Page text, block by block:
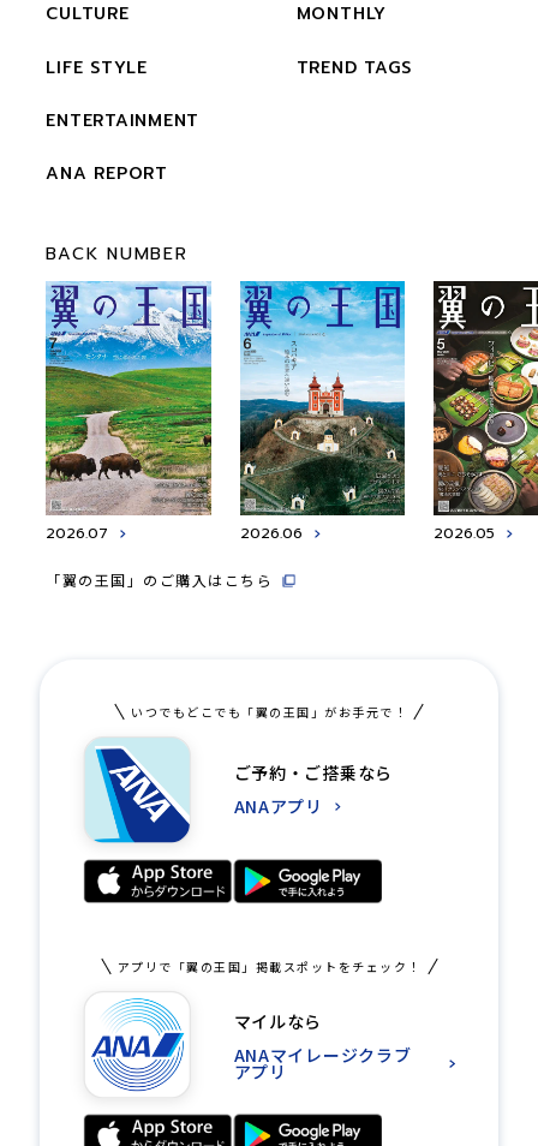
CULTURE
LIFE STYLE
ENTERTAINMENT
ANA REPORT
MONTHLY
TREND TAGS
BACK NUMBER
2026.07 2026.06 2026.05
「翼の王国」のご購入はこちら
いつでもどこでも「翼の王国」がお手元で！
ご予約・ご搭乗なら
ANAアプリ
アプリで「翼の王国」掲載スポットをチェック！
マイルなら
ANAマイレージクラブ
アプリ